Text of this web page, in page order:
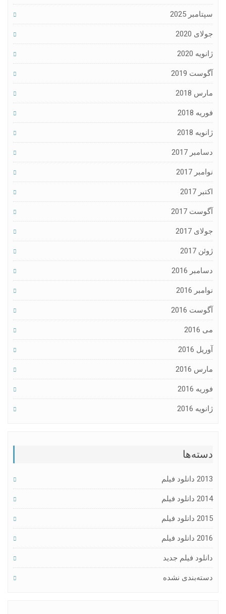
سپتامبر 2025
جولای 2020
ژانویه 2020
آگوست 2019
مارس 2018
فوریه 2018
ژانویه 2018
دسامبر 2017
نوامبر 2017
اکتبر 2017
آگوست 2017
جولای 2017
ژوئن 2017
دسامبر 2016
نوامبر 2016
آگوست 2016
می 2016
آوریل 2016
مارس 2016
فوریه 2016
ژانویه 2016
دسته‌ها
2013 دانلود فیلم
2014 دانلود فیلم
2015 دانلود فیلم
2016 دانلود فیلم
دانلود فیلم جدید
دسته‌بندی نشده